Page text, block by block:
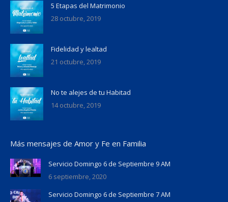
5 Etapas del Matrimonio
28 octubre, 2019
Fidelidad y lealtad
21 octubre, 2019
No te alejes de tu Habitad
14 octubre, 2019
Más mensajes de Amor y Fe en Familia
Servicio Domingo 6 de Septiembre 9 AM
6 septiembre, 2020
Servicio Domingo 6 de Septiembre 7 AM